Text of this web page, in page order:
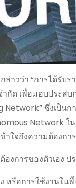
กล่าวว่า “การได้รับ
กัด เพื่อมอบประ
ซึ่งเป็น
Network
าใจถึงความต้องก
งการของตัวเอง
หรือการใช้งานใ